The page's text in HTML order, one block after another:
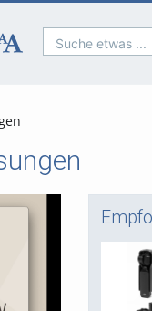
Suche etwas ...